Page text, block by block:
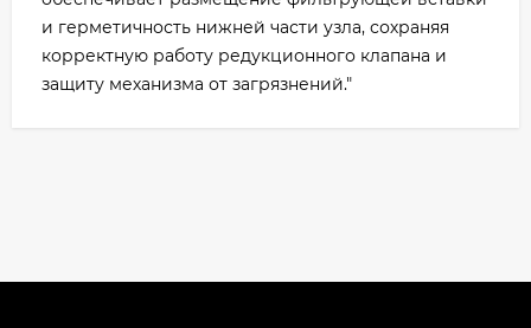
и герметичность нижней части узла, сохраняя
корректную работу редукционного клапана и
защиту механизма от загрязнений."